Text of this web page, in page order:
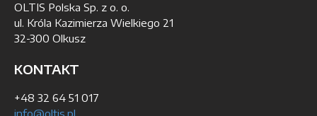
OLTIS Polska Sp. z o. o.
ul. Króla Kazimierza Wielkiego 21
32-300 Olkusz
KONTAKT
+48 32 64 51 017